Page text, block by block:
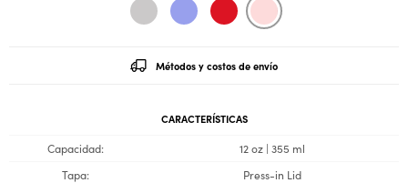
Métodos y costos de envío
CARACTERÍSTICAS
Capacidad
12 oz | 355 ml
Tapa
Press-in Lid